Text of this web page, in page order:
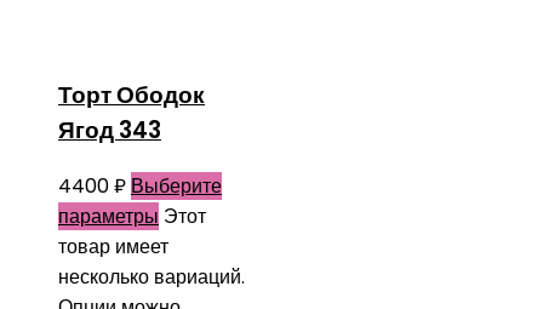
Торт Ободок
Ягод 343
4400₽ Выберите
параметры Этот
товар имеет
несколько вариаций.